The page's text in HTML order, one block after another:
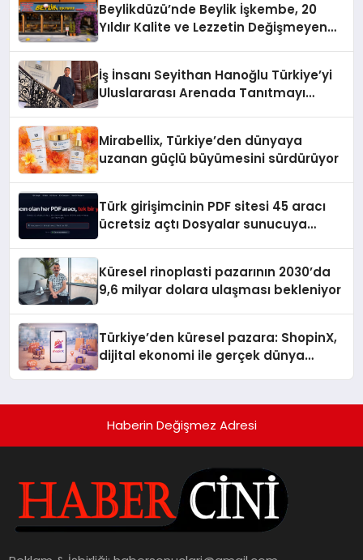
Beylikdüzü’nde Beylik İşkembe, 20
Yıldır Kalite ve Lezzetin Değişmeyen
İş İnsanı Seyithan Hanoğlu Türkiye’yi
Uluslararası Arenada Tanıtmayı
Mirabellix, Türkiye’den dünyaya
uzanan güçlü büyümesini sürdürüyor
Türk girişimcinin PDF sitesi 45 aracı
ücretsiz açtı Dosyalar sunucuya
Küresel rinoplasti pazarının 2030’da
9,6 milyar dolara ulaşması bekleniyor
Türkiye’den küresel pazara: ShopinX,
dijital ekonomi ile gerçek dünya
Haberin Değişmez Adresi